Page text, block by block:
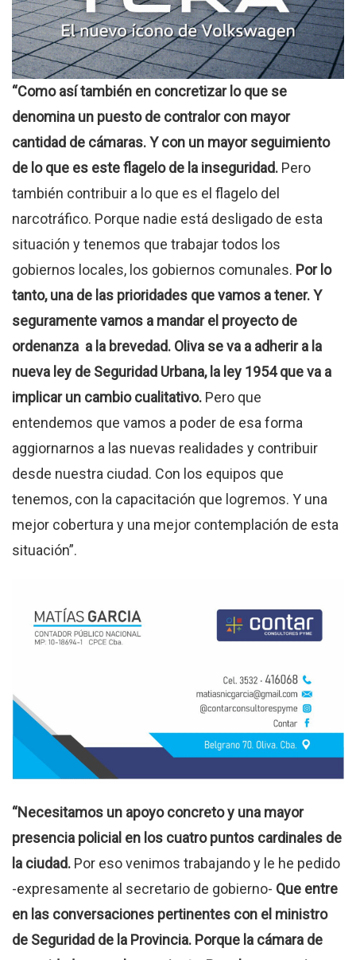
“Como así también en concretizar lo que se
denomina un puesto de contralor con mayor
cantidad de cámaras. Y con un mayor seguimiento
de lo que es este flagelo de la inseguridad. Pero
también contribuir a lo que es el flagelo del
narcotráfico. Porque nadie está desligado de esta
situación y tenemos que trabajar todos los
gobiernos locales, los gobiernos comunales. Por lo
tanto, una de las prioridades que vamos a tener. Y
seguramente vamos a mandar el proyecto de
ordenanza a la brevedad. Oliva se va a adherir a la
nueva ley de Seguridad Urbana, la ley 1954 que va a
implicar un cambio cualitativo. Pero que
entendemos que vamos a poder de esa forma
aggiornarnos a las nuevas realidades y contribuir
desde nuestra ciudad. Con los equipos que
tenemos, con la capacitación que logremos. Y una
mejor cobertura y una mejor contemplación de esta
situación”.
“Necesitamos un apoyo concreto y una mayor
presencia policial en los cuatro puntos cardinales de
la ciudad. Por eso venimos trabajando y le he pedido
-expresamente al secretario de gobierno- Que entre
en las conversaciones pertinentes con el ministro
de Seguridad de la Provincia. Porque la cámara de